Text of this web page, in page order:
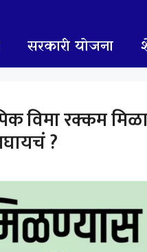
सरकारी योजना
विमा रक्कम
?